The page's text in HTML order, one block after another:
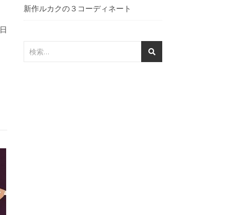
新作ルカクの３コーディネート